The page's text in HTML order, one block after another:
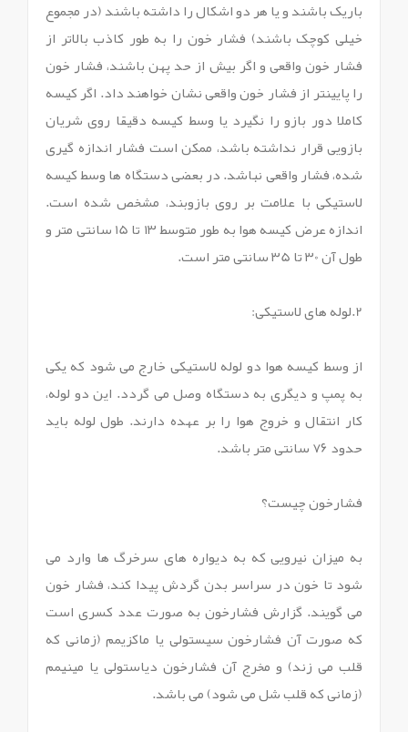
باریک باشند و یا هر دو اشکال را داشته باشند (در مجموع
خیلی کوچک باشند) فشار خون را به طور کاذب بالاتر از
فشار خون واقعی و اگر بیش از حد پهن باشند، فشار خون
را پایین‏تر از فشار خون واقعی نشان خواهند داد. اگر کیسه
کاملا دور بازو را نگیرد یا وسط کیسه دقیقا روی شریان
بازویی قرار نداشته باشد، ممکن است فشار اندازه گیری
شده، فشار واقعی نباشد. در بعضی دستگاه ها وسط کیسه
لاستیکی با علامت بر روی بازوبند، مشخص شده است.
اندازه عرض کیسه هوا به طور متوسط ۱۳ تا 15 سانتی متر و
طول آن ۳0 تا ۳5 سانتی متر است.
2.لوله های لاستیکی:
از وسط کیسه هوا دو لوله لاستیکی خارج می شود که یکی
به پمپ و دیگری به دستگاه وصل می گردد. این دو لوله،
کار انتقال و خروج هوا را بر عهده دارند. طول لوله باید
حدود ۷۶ سانتی متر باشد.
فشارخون چیست؟
به میزان نیرویی که به دیواره های سرخرگ ها وارد می
شود تا خون در سراسر بدن گردش پیدا کند، فشار خون
می گویند. گزارش فشارخون به صورت عدد کسری است
که صورت آن فشارخون سیستولی یا ماکزیمم (زمانی که
قلب می زند) و مخرج آن فشارخون دیاستولی یا مینیمم
(زمانی که قلب شل می شود) می باشد.